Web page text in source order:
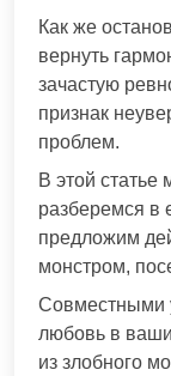
Как же
вернуть
зачастую
признак
проблем.
В этой
разберемся в
предложим
монстром,
Совместными
любовь в
из злобного